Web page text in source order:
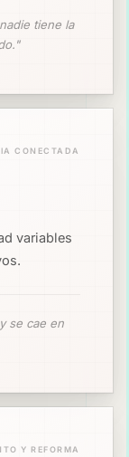
tiene la
CONECTADA
variables
se cae en
Y REFORMA